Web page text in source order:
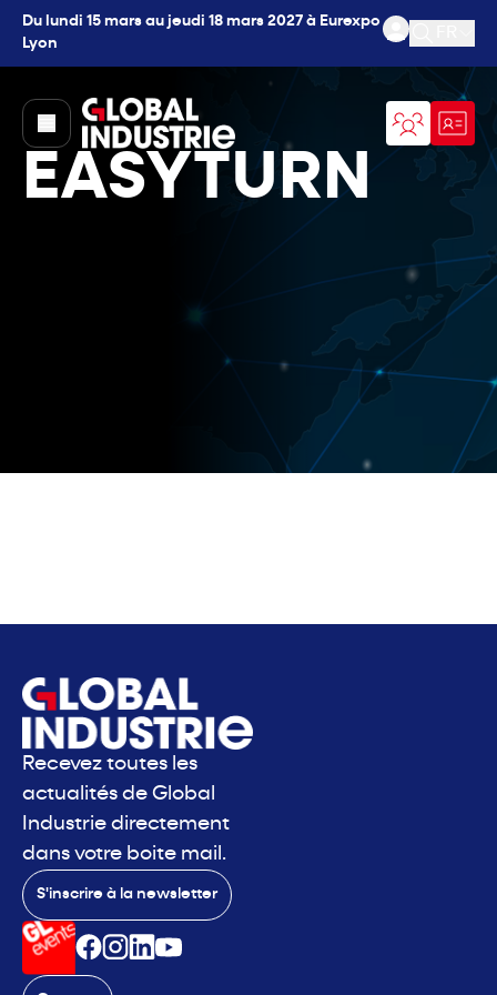
Du lundi 15 mars au jeudi 18 mars 2027 à Eurexpo
Lyon
Ouvrir
page.home
EASYTURN
Recevez toutes les
actualités de Global
Industrie directement
dans votre boite mail.
S'inscrire à la newsletter